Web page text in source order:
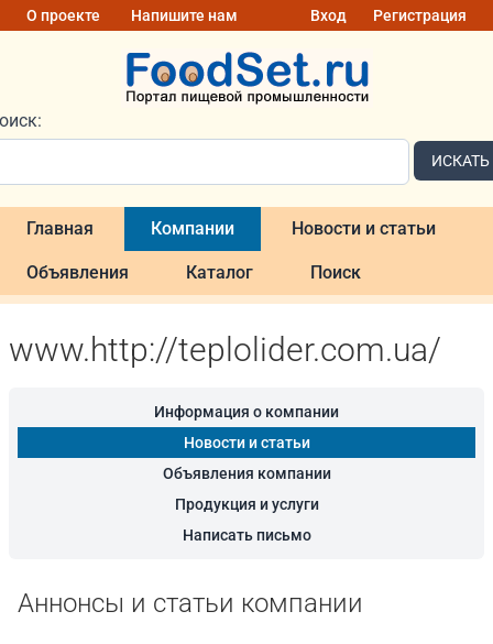
О проекте Напишите нам Вход Регистрация
ИСКАТЬ
Главная Компании Новости и статьи
Объявления Каталог Поиск
www.http://teplolider.com.ua/
Информация о компании
Новости и статьи
Объявления компании
Продукция и услуги
Написать письмо
Аннонсы и статьи компании